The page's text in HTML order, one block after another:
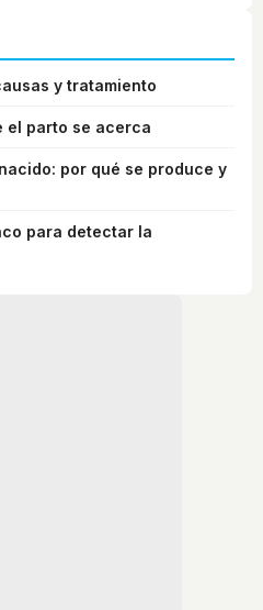
y tratamiento
el parto se acerca
por qué se produce y
para detectar la